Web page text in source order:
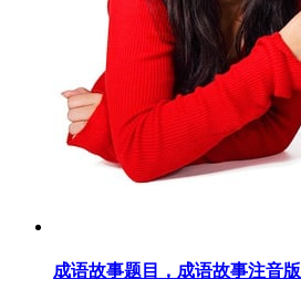
成语故事题目，成语故事注音版